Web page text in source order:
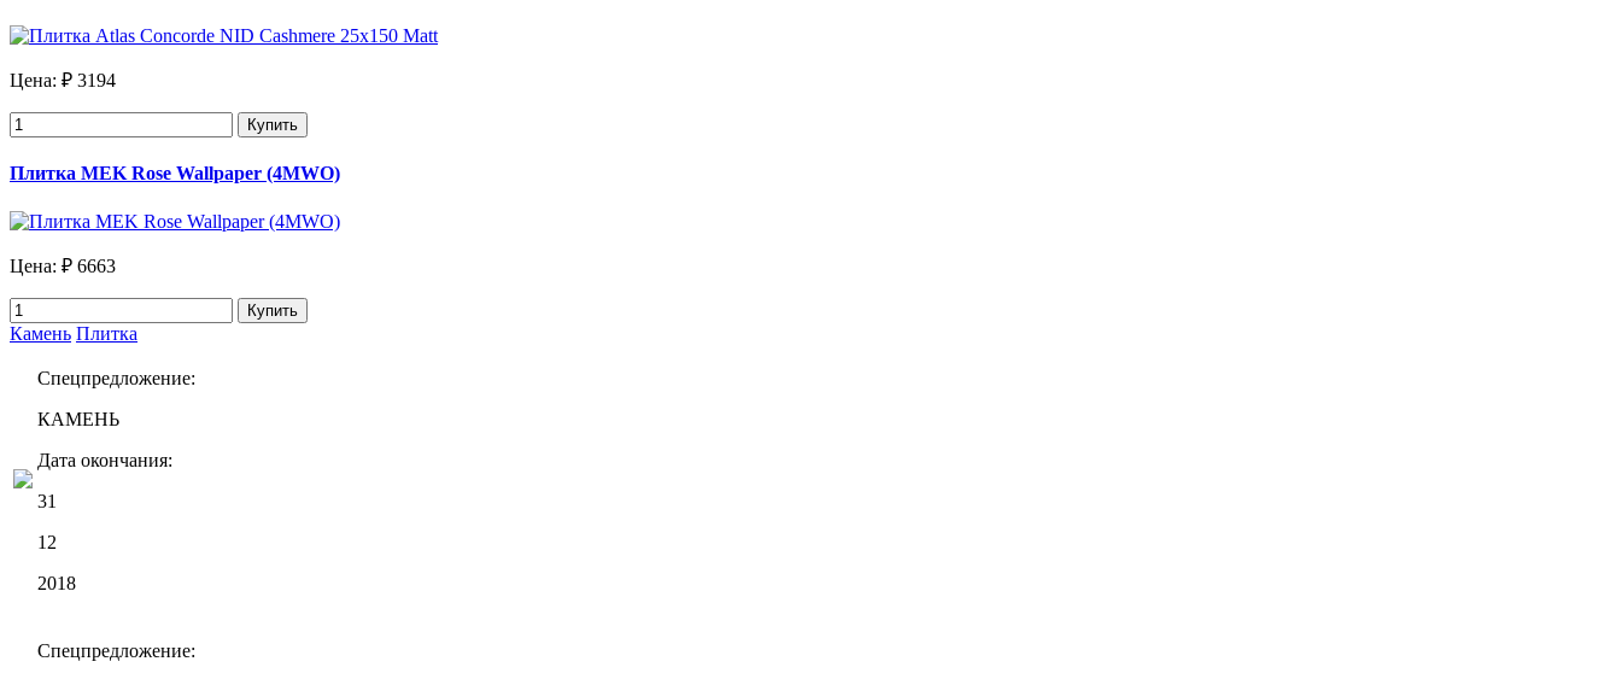
Цена: ₽ 3194
Купить
Плитка MEK Rose Wallpaper (4MWO)
Цена: ₽ 6663
Купить
Камень Плитка
Спецпредложение:
КАМЕНЬ
Дата окончания:
31
12
2018
Спецпредложение: